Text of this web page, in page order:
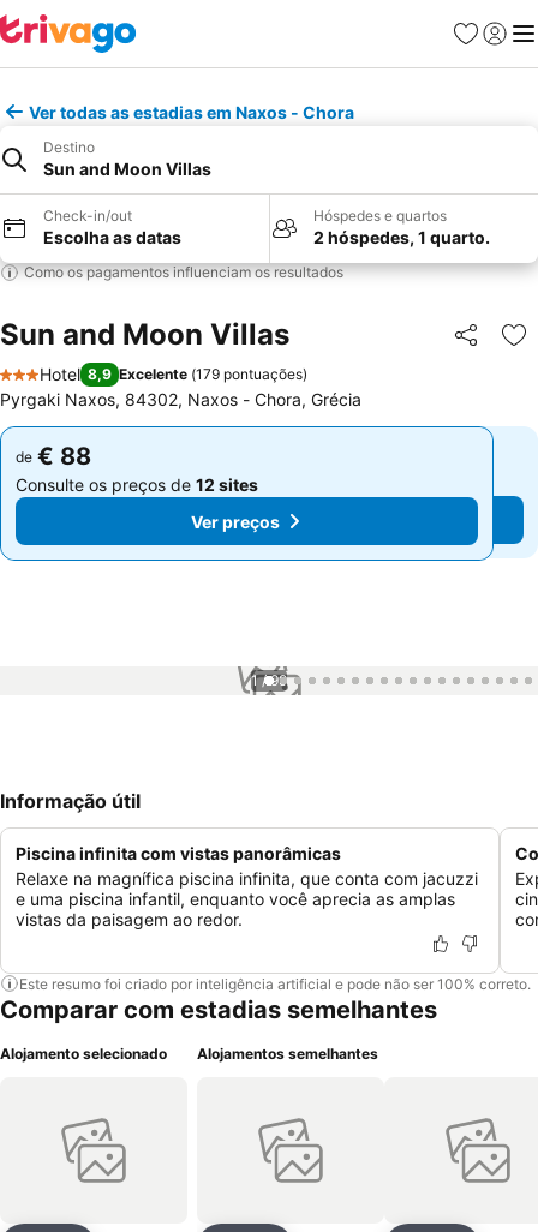
Favoritos
Iniciar
Ver todas as estadias em Naxos - Chora
Destino
Sun and Moon Villas
Check-in/out
Escolha as datas
Hóspedes e quartos
2 hóspedes, 1 quarto.
Como os pagamentos influenciam os resultados
Sun and Moon Villas Partilhar
3 Estrelas
Hotel 8,9 Excelente (179 pontuações)
Pyrgaki Naxos, 84302, Naxos - Chora, Grécia
de € 88
Consulte os preços de 12 sites
Ver preços
de € 88
Consulte os preços de 12 sites
Ver preços
1 / 99
Informação útil
Piscina infinita com vistas panorâmicas
Relaxe na magnífica piscina infinita, que conta com jacuzzi
e uma piscina infantil, enquanto você aprecia as amplas
vistas da paisagem ao redor.
Este resumo foi criado por inteligência artificial e pode não ser 100% correto.
Comparar com estadias semelhantes
Alojamento selecionado Alojamentos semelhantes